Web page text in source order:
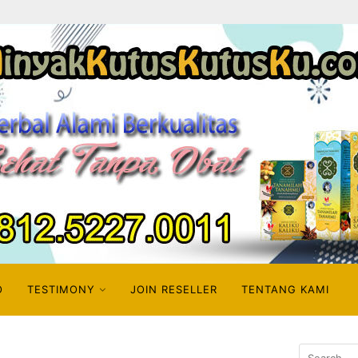
TESTIMONY JOIN RESELLER TENTANG KAMI
Search